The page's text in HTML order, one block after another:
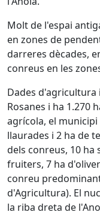
Molt de l'espai
en zones de
darreres dècades,
conreus en les
Dades d'agricultura
Rosanes i ha 1.270
agrícola, el
llaurades i 2 ha de
dels conreus, 10 ha
fruiters, 7 ha
conreu
d'Agricultura). El
la riba dreta de